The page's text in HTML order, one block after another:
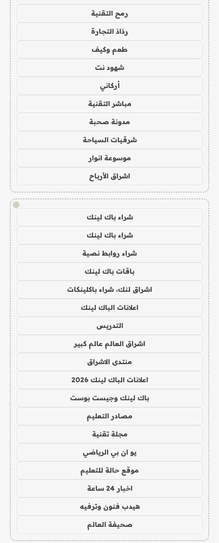
رمح التقنية
رذاذ التجارة
طعم وكيف
شهود نت
أركاني
مباشر التقنية
مدونة صحبة
شرقيات السياحة
موسوعة انوار
اشراق الأرباح
!
شراء باك لينك
شراء باك لينك
شراء روابط نصية
باقات باك لينك
اشراق لنك، شراء باكلينكات
اعلانات الباك لينك
التدريس
اشراق العالم عالم كبير
منتدى الاشراق
اعلانات الباك لينك 2026
باك لينك وجيست بوست
مصادر التعليم
مجلة تقنية
يو ان بي الرياضي
موقع حالة للتعليم
اخبار 24 ساعة
هيدب فنون وترفيه
صحيفة العالم